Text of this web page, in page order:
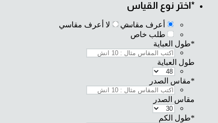
*اختر نوع القياس
أعرف مقاسي
لا أعرف مقاسي
طلب خاص
*طول العباية
طول العباية
*مقاس الصدر
مقاس الصدر
*طول الكم